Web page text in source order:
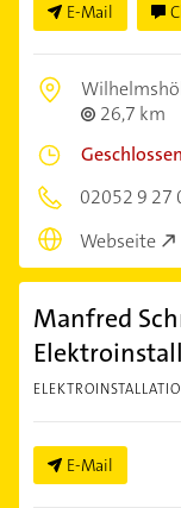
E-Mail
26,7 km
Geschlossen
02052 9 27
Webseite
Manfred
E-Mail